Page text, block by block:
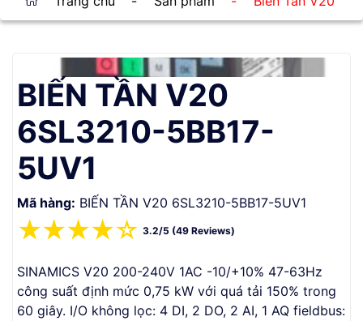
BIẾN TẦN V20
6SL3210-5BB17-
5UV1
Mã hàng: BIẾN TẦN V20 6SL3210-5BB17-5UV1
☆
☆
☆
☆
☆ 3.2/5 (49 Reviews)
SINAMICS V20 200-240V 1AC -10/+10% 47-63Hz
công suất định mức 0,75 kW với quá tải 150% trong
60 giây. I/O không lọc: 4 DI, 2 DO, 2 AI, 1 AQ fieldbus: